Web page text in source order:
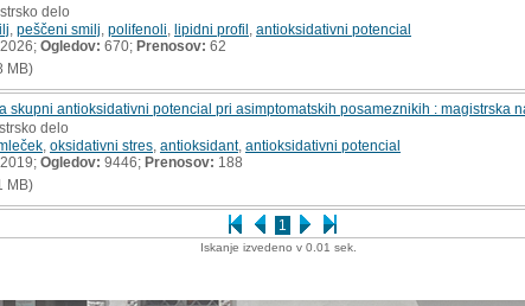
1
delo
peščeni smilj polifenoli lipidni profil antioksidativni potencial
Ogledov: 670; Prenosov: 62
MB)
skupni antioksidativni potencial pri asimptomatskih posameznikih : magistrska
delo
oksidativni stres antioksidant, antioksidativni potencial
Ogledov: 9446; Prenosov: 188
MB)
Iskanje izvedeno v 0.01 sek.